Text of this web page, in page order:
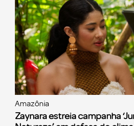
Amazônia
Zaynara estreia campanha